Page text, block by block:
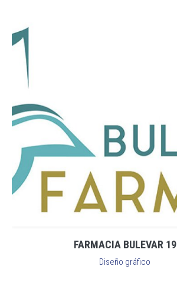
FARMACIA BULEVAR 19
Diseño gráfico